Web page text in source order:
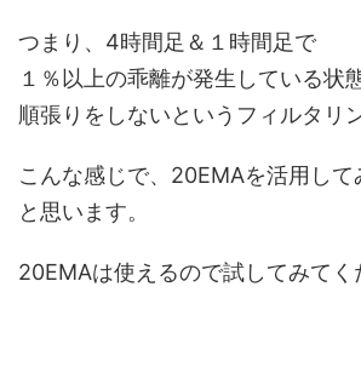
つまり、4時間足＆１時間足で
１％以上の乖離が発生している状
順張りをしないというフィルタリ
こんな感じで、20EMAを活用し
と思います。
20EMAは使えるので試してみてく